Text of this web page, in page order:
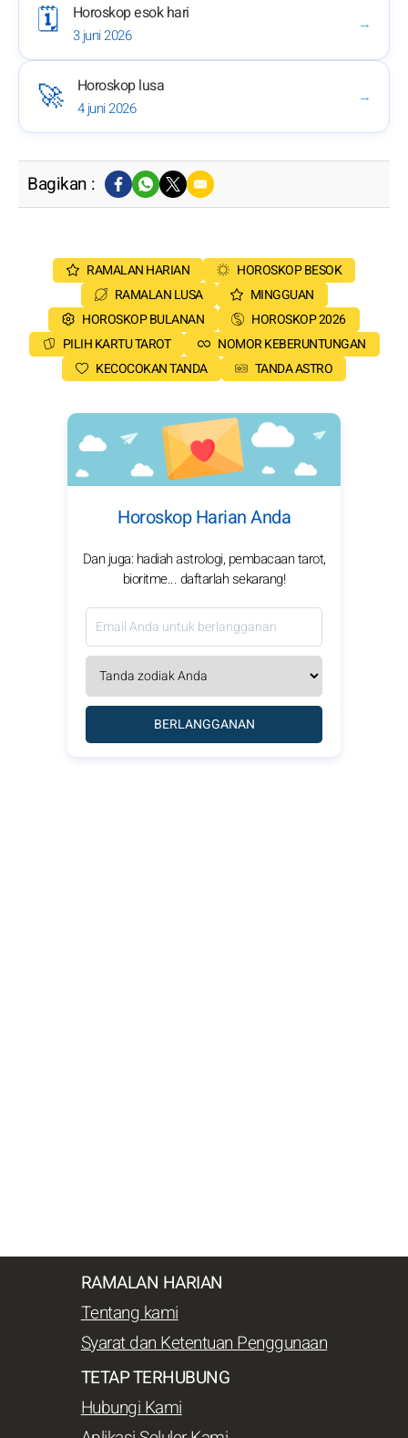
🗓️ Horoskop esok hari
3 juni 2026
→
🚀 Horoskop lusa
4 juni 2026
→
Bagikan :
RAMALAN HARIAN
HOROSKOP BESOK
RAMALAN LUSA
MINGGUAN
HOROSKOP BULANAN
HOROSKOP 2026
PILIH KARTU TAROT
NOMOR KEBERUNTUNGAN
KECOCOKAN TANDA
TANDA ASTRO
Horoskop Harian Anda
Dan juga: hadiah astrologi, pembacaan tarot,
bioritme... daftarlah sekarang!
BERLANGGANAN
RAMALAN HARIAN
Tentang kami
Syarat dan Ketentuan Penggunaan
TETAP TERHUBUNG
Hubungi Kami